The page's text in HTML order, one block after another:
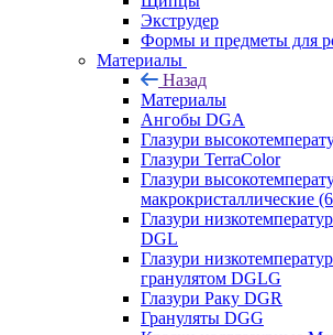
Экструдер
Формы и предметы для
Материалы
Назад
Материалы
Ангобы DGA
Глазури
Глазури TerraColor
Глазури
макрокристаллические
Глазури
DGL
Глазури
гранулятом DGLG
Глазури Раку DGR
Грануляты DGG